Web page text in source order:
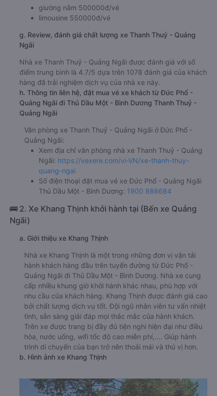
giường nằm 500000đ/vé
limousine 550000đ/vé
g. Review, đánh giá chất lượng xe Thanh Thuỷ - Quảng
Ngãi
Nhà xe Thanh Thuỷ - Quảng Ngãi được đánh giá với số
điểm trung bình là 4.7/5 dựa trên 1078 đánh giá của khách
hàng đã trải nghiệm dịch vụ của nhà xe này.
h. Thông tin liên hệ, đặt mua vé xe khách từ Đức Phổ -
Quảng Ngãi đi Thủ Dầu Một - Bình Dương Thanh Thuỷ -
Quảng Ngãi
Văn phòng xe Thanh Thuỷ - Quảng Ngãi ở Đức Phổ -
Quảng Ngãi:
Xem địa chỉ văn phòng nhà xe Thanh Thuỷ - Quảng
Ngãi: https://vexere.com/vi-VN/xe-thanh-thuy-
quang-ngai
Số điện thoại đặt mua vé xe Đức Phổ - Quảng Ngãi
Thủ Dầu Một - Bình Dương: 1900 888684
🚌 2. Xe Khang Thịnh khởi hành tại (Bến xe Quảng
Ngãi)
a. Giới thiệu xe Khang Thịnh
Nhà xe Khang Thịnh là một trong những đơn vị vận tải
hành khách hàng đầu trên tuyến đường từ Đức Phổ -
Quảng Ngãi đi Thủ Dầu Một - Bình Dương. Nhà xe cung
cấp nhiều khung giờ khởi hành khác nhau, phù hợp với
nhu cầu của khách hàng. Khang Thịnh được đánh giá cao
bởi chất lượng dịch vụ tốt. Đội ngũ nhân viên tư vấn nhiệt
tình, sẵn sàng giải đáp mọi thắc mắc của hành khách.
Trên xe được trang bị đầy đủ tiện nghi hiện đại như điều
hòa, nước uống, wifi tốc độ cao miễn phí,.... Giúp hành
trình di chuyển của bạn trở nên thoải mái và thú vị hơn.
b. Hình ảnh xe Khang Thịnh